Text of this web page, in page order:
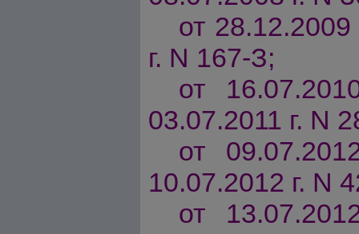
от
г. N 167-З;
от
03.07.2011 г. N
от
10.07.2012 г. N
от